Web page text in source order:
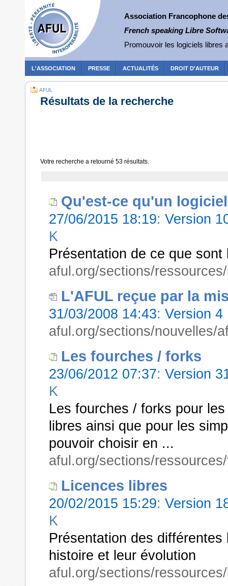
Association Francophone
French speaking Libre
Promouvoir les logiciels libres
L'ASSOCIATION PRESSE ACTUALITÉS DROIT D'AUTEUR
AFUL
Résultats de la recherche
Votre recherche a retourné 53 résultats.
Qu'est-ce qu'un
27/06/2015 18:19: Version
K
Présentation de ce que
aful.org/sections/
L'AFUL reçue par la
31/03/2008 14:43: Version
aful.org/sections/nouvelles/
Les fourches / forks
23/06/2012 07:37: Version
K
Les fourches / forks pour
libres ainsi que pour les
pouvoir choisir en ...
aful.org/sections/
Licences libres
20/02/2015 15:29: Version
K
Présentation des
histoire et leur évolution
aful.org/sections/